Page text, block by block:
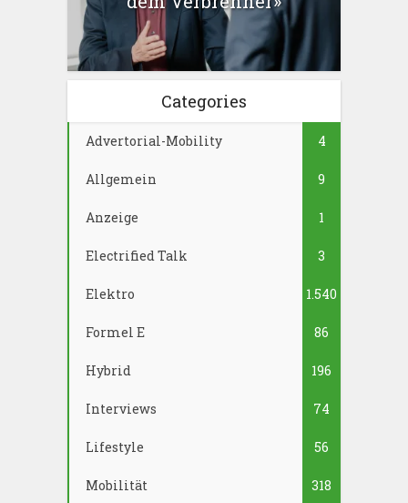
Categories
Advertorial-Mobility 4
Allgemein 9
Anzeige 1
Electrified Talk 3
Elektro 1.540
Formel E 86
Hybrid 196
Interviews 74
Lifestyle 56
Mobilität 318